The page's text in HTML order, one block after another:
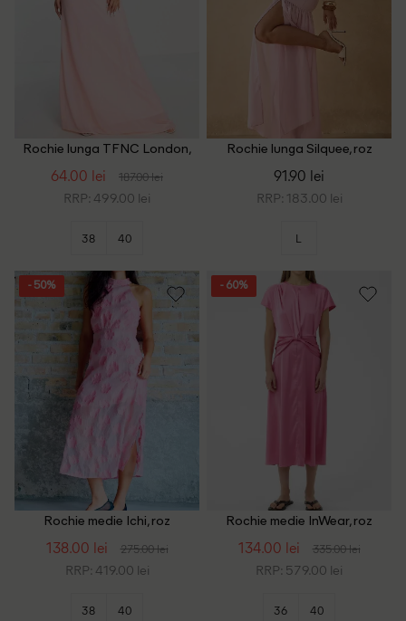
Rochie lunga TFNC London,
64.00 lei 187.00 lei
RRP: 499.00 lei
38 40
Rochie lunga Silquee, roz
91.90 lei
RRP: 183.00 lei
L
- 50%
Rochie medie Ichi, roz
138.00 lei 275.00 lei
RRP: 419.00 lei
38 40
- 60%
Rochie medie InWear, roz
134.00 lei 335.00 lei
RRP: 579.00 lei
36 40